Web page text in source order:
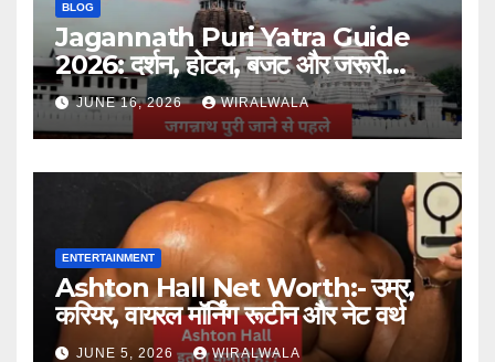
BLOG
Jagannath Puri Yatra Guide
2026: दर्शन, होटल, बजट और जरूरी
जानकारी
JUNE 16, 2026 WIRALWALA
ENTERTAINMENT
Ashton Hall Net Worth:- उम्र,
करियर, वायरल मॉर्निंग रूटीन और नेट वर्थ
JUNE 5, 2026 WIRALWALA